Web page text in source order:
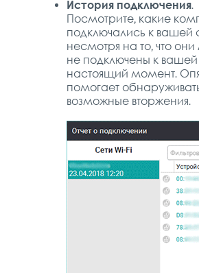
История подключения.
Посмотрите, какие
подключались к вашей
несмотря на то, что они
не подключены к вашей
настоящий момент.
помогает
возможные вторжения.